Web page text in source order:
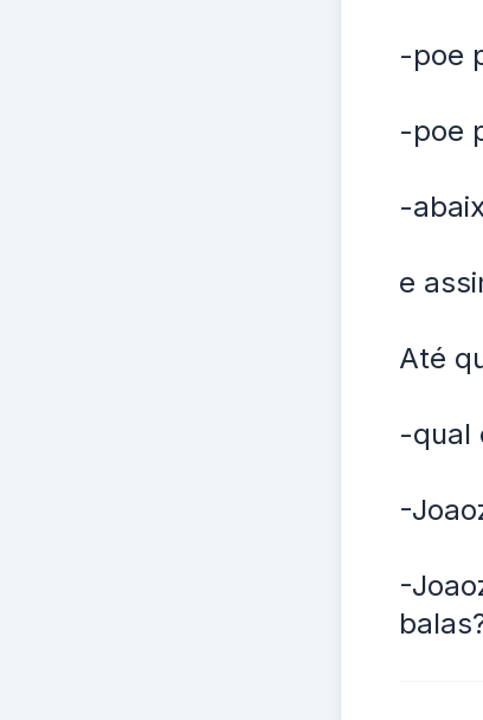
-poe
-poe
-
e
Até
-qual
-
-